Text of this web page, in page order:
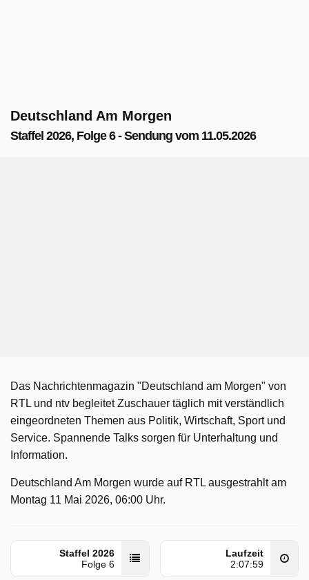
Deutschland Am Morgen
Staffel 2026, Folge 6 - Sendung vom 11.05.2026
Das Nachrichtenmagazin "Deutschland am Morgen" von
RTL und ntv begleitet Zuschauer täglich mit verständlich
eingeordneten Themen aus Politik, Wirtschaft, Sport und
Service. Spannende Talks sorgen für Unterhaltung und
Information.
Deutschland Am Morgen wurde auf RTL ausgestrahlt am
Montag 11 Mai 2026, 06:00 Uhr.
Staffel 2026
Folge 6
Laufzeit
2:07:59